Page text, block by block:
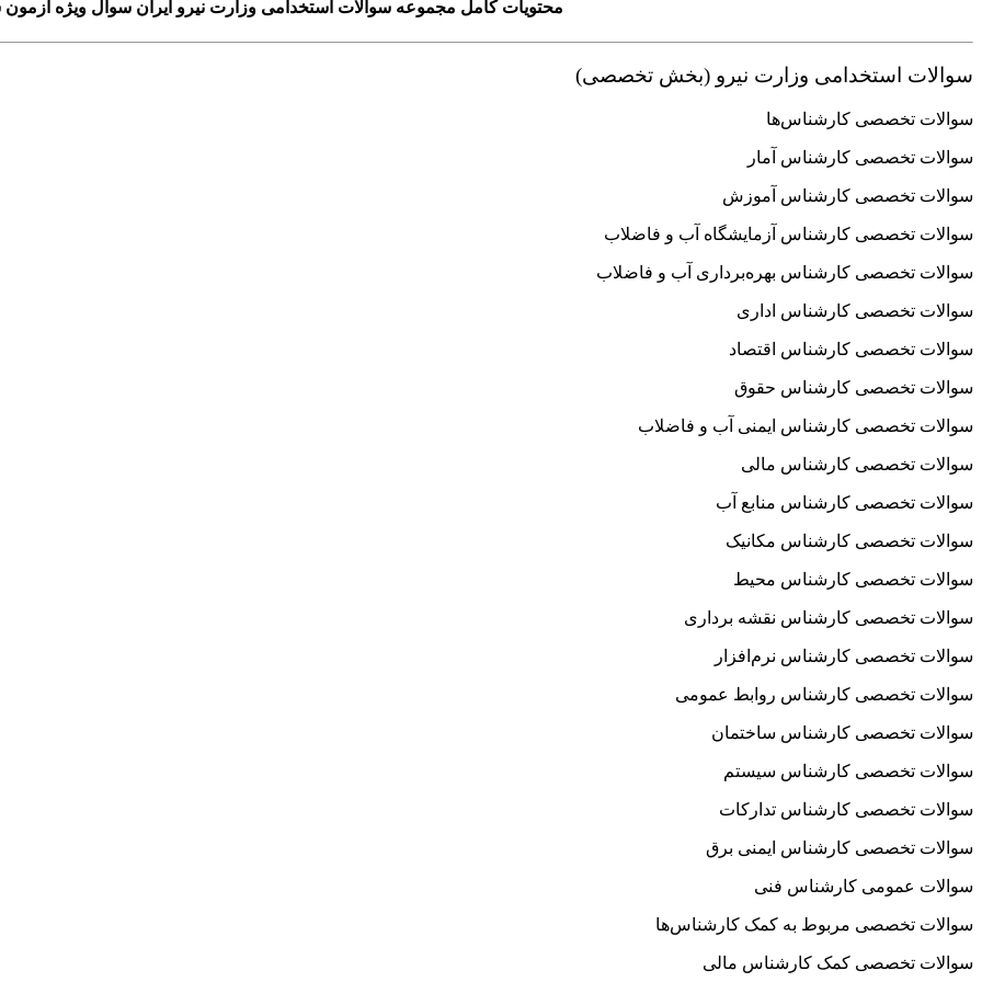
محتویات کامل مجموعه سوالات استخدامی وزارت نیرو ایران سوال ویژه آزمون
سوالات استخدامی وزارت نیرو (بخش تخصصی)
سوالات تخصصی کارشناس‌ها
سوالات تخصصی کارشناس آمار
سوالات تخصصی کارشناس آموزش
سوالات تخصصی کارشناس آزمایشگاه آب و فاضلاب
سوالات تخصصی کارشناس بهره‌برداری آب و فاضلاب
سوالات تخصصی کارشناس اداری
سوالات تخصصی کارشناس اقتصاد
سوالات تخصصی کارشناس حقوق
سوالات تخصصی کارشناس ایمنی آب و فاضلاب
سوالات تخصصی کارشناس مالی
سوالات تخصصی کارشناس منابع آب
سوالات تخصصی کارشناس مکانیک
سوالات تخصصی کارشناس محیط
سوالات تخصصی کارشناس نقشه برداری
سوالات تخصصی کارشناس نرم‌افزار
سوالات تخصصی کارشناس روابط عمومی
سوالات تخصصی کارشناس ساختمان
سوالات تخصصی کارشناس سیستم
سوالات تخصصی کارشناس تدارکات
سوالات تخصصی کارشناس ایمنی برق
سوالات عمومی کارشناس فنی
سوالات تخصصی مربوط به کمک کارشناس‌ها
سوالات تخصصی کمک کارشناس مالی